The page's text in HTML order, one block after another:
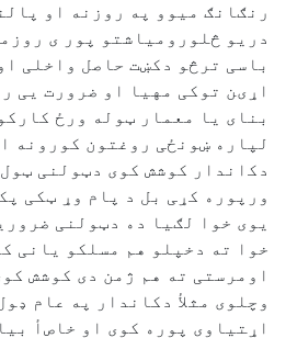
ﺭﻧګﺎﻧګ ﻣﯿﻮﻭ ﭘﻪ ﺭﻭﺯﻧﻪ ﺍﻭ
ﺩﺭﯾﻮ څﻠﻮﺭﻭﻣﯿﺎﺷﺘﻮ ﭘﻮﺭ ی
ﺑﺎﺳﯽ ﺗﺮڅﻮ ﺩﮐښﺖ ﺣﺎﺻﻞ ﻭﺍﺧﻠﯽ
ﺍړیﻦ ﺗﻮﮐﯽ ﻣﻬﯿﺎ ﺍﻭ ﺿﺮﻭﺭﺕ ﯾﯽ
ﺑﻨﺎی یا معمار ټﻮﻟﻪ ﻭﺭځ
ﻟﭙﺎﺭﻩ ښﻮﻧځﯽ ﺭﻭﻏﺘﻮﻥ ﮐﻮﺭﻭﻧﻪ
ﺩﮐاندﺍﺭ ﮐﻮﺷﺶ ﮐﻮﯼ ﺩټﻮﻟﻨﯽ
ﻭﺭﭘﻮﺭﻩ ﮐړﯽ ﺑﻞ ﺩ ﭘﺎﻡ ﻭړ ټﮑﯽ
ﯾﻮﯼ ﺧﻮﺍ ﻟګﯿﺎ ﺩﻩ ﺩټﻮﻟﻨﯽ
ﺧﻮﺍ ﺗﻪ ﺩﺧﭙﻠﻮ ﻫﻢ ﻣﺴﻠﮑﻮ ﯾﺎﻧﯽ
اومرستی ته هم ژمن دی کوشش
ﻭﭼﻠﻮﯼ ﻣﺜﻸ‌ ﺩﮐﺎﻧﺪﺍﺭ ﭘﻪ ﻋﺎﻡ
ﺍړﺘﯿﺎﻭﯼ ﭘﻮﺭﻩ ﮐﻮﯼ ﺍﻭ ﺧﺎﺹأ